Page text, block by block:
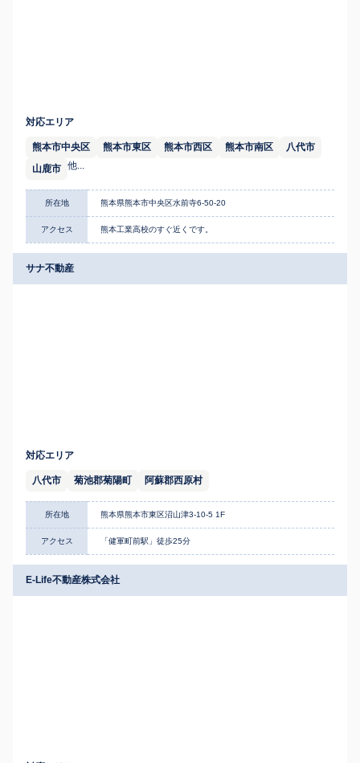
対応エリア
熊本市中央区 熊本市東区 熊本市西区 熊本市南区
八代市
山鹿市 他...
所在地 熊本県熊本市中央区水前寺6-50-20
アクセス 熊本工業高校のすぐ近くです。
サナ不動産
対応エリア
八代市 菊池郡菊陽町 阿蘇郡西原村
所在地 熊本県熊本市東区沼山津3-10-5 1F
アクセス 「健軍町前駅」徒歩25分
E-Life不動産株式会社